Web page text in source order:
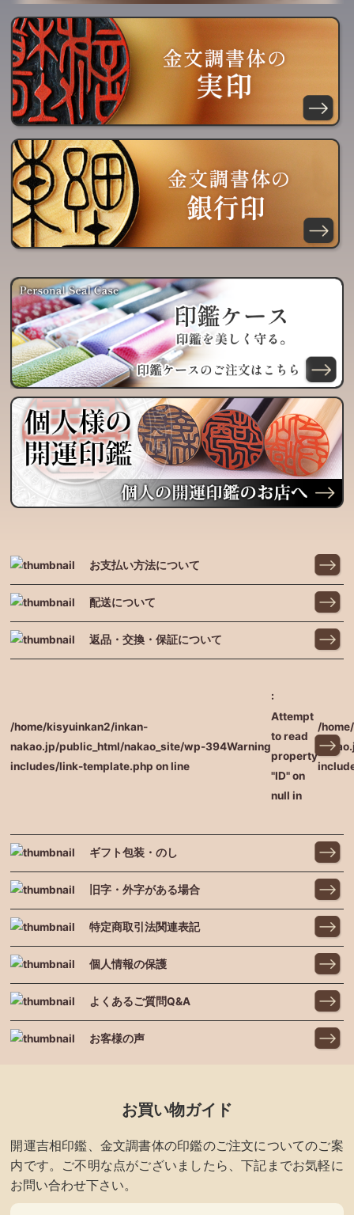
お支払い方法について
配送について
返品・交換・保証について
/home/kisyuinkan2/inkan-
nakao.jp/public_html/nakao_site/wp-
includes/link-template.php on line
394Warning
:
Attempt
to read
property
"ID" on
null in
/
ギフト包装・のし
旧字・外字がある場合
特定商取引法関連表記
個人情報の保護
よくあるご質問Q&A
お客様の声
お買い物ガイド
開運吉相印鑑、金文調書体の印鑑のご注文についてのご案
内です。ご不明な点がございましたら、下記までお気軽に
お問い合わせ下さい。